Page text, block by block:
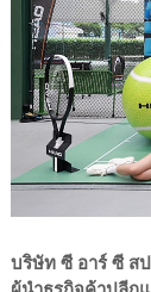
บริษัท ซี อาร์ ซี ส